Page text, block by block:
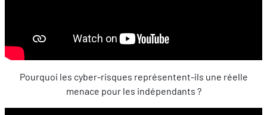
Pourquoi les cyber-risques représentent-ils une réelle
menace pour les indépendants ?